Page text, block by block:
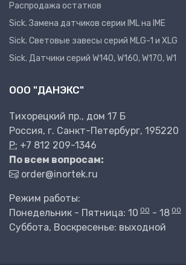
Распродажа остатков
Sick. Замена датчиков серии IML на IME
Sick. Световые завесы серий MLG-1 и XLG
Sick. Датчики серий W140, W160, W170, W1
ООО "ДАНЭКС"
Тихорецкий пр., дом 17 Б
Россия, г. Санкт-Петербург, 195220
P: +7 812 209-1346
По всем вопросам:
order@inortek.ru
Режим работы:
Понедельник - Пятница: 10 00 - 18 00
Суббота, Воскресенье: выходной